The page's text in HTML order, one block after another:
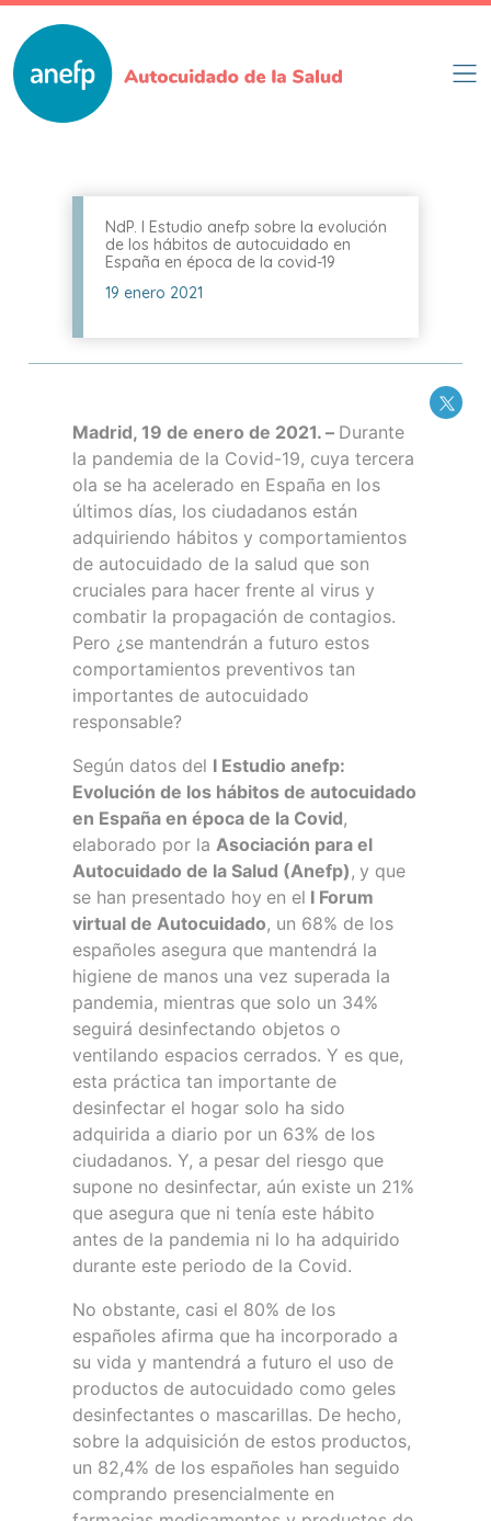
contenido
principal
NdP. I Estudio anefp sobre la evolución
de los hábitos de autocuidado en
España en época de la covid-19
19 enero 2021
Madrid, 19 de enero de 2021. – Durante
la pandemia de la Covid-19, cuya tercera
ola se ha acelerado en España en los
últimos días, los ciudadanos están
adquiriendo hábitos y comportamientos
de autocuidado de la salud que son
cruciales para hacer frente al virus y
combatir la propagación de contagios.
Pero ¿se mantendrán a futuro estos
comportamientos preventivos tan
importantes de autocuidado
responsable?
Según datos del I Estudio anefp:
Evolución de los hábitos de autocuidado
en España en época de la Covid,
elaborado por la Asociación para el
Autocuidado de la Salud (Anefp), y que
se han presentado hoy en el I Forum
virtual de Autocuidado, un 68% de los
españoles asegura que mantendrá la
higiene de manos una vez superada la
pandemia, mientras que solo un 34%
seguirá desinfectando objetos o
ventilando espacios cerrados. Y es que,
esta práctica tan importante de
desinfectar el hogar solo ha sido
adquirida a diario por un 63% de los
ciudadanos. Y, a pesar del riesgo que
supone no desinfectar, aún existe un 21%
que asegura que ni tenía este hábito
antes de la pandemia ni lo ha adquirido
durante este periodo de la Covid.
No obstante, casi el 80% de los
españoles afirma que ha incorporado a
su vida y mantendrá a futuro el uso de
productos de autocuidado como geles
desinfectantes o mascarillas. De hecho,
sobre la adquisición de estos productos,
un 82,4% de los españoles han seguido
comprando presencialmente en